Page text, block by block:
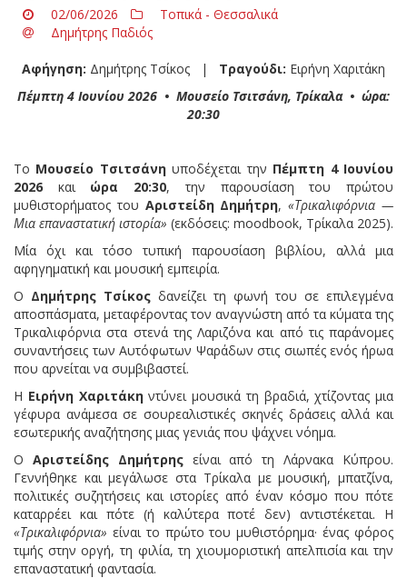
02/06/2026
Τοπικά - Θεσσαλικά
Δημήτρης Παδιός
Αφήγηση: Δημήτρης Τσίκος | Τραγούδι: Ειρήνη Χαριτάκη
Πέμπτη 4 Ιουνίου 2026 • Μουσείο Τσιτσάνη, Τρίκαλα • ώρα:
20:30
Το Μουσείο Τσιτσάνηυποδέχεται την Πέμπτη 4 Ιουνίου
2026 και ώρα 20:30, την παρουσίαση του πρώτου
μυθιστορήματος του Αριστείδη Δημήτρη,«Τρικαλιφόρνια —
Μια επαναστατική ιστορία» (εκδόσεις: moodbook, Τρίκαλα 2025).
Μία όχι και τόσο τυπική παρουσίαση βιβλίου, αλλά μια
αφηγηματική και μουσική εμπειρία.
Ο Δημήτρης Τσίκος δανείζει τη φωνή του σε επιλεγμένα
αποσπάσματα, μεταφέροντας τον αναγνώστη από τα κύματα της
Τρικαλιφόρνια στα στενά της Λαριζόνα και από τις παράνομες
συναντήσεις των Αυτόφωτων Ψαράδων στις σιωπές ενός ήρωα
που αρνείται να συμβιβαστεί.
Η Ειρήνη Χαριτάκηντύνει μουσικά τη βραδιά, χτίζοντας μια
γέφυρα ανάμεσα σε σουρεαλιστικές σκηνές δράσεις αλλά και
εσωτερικής αναζήτησης μιας γενιάς που ψάχνει νόημα.
Ο Αριστείδης Δημήτρηςείναι από τη Λάρνακα Κύπρου.
Γεννήθηκε και μεγάλωσε στα Τρίκαλα με μουσική, μπατζίνα,
πολιτικές συζητήσεις και ιστορίες από έναν κόσμο που πότε
καταρρέει και πότε (ή καλύτερα ποτέ δεν) αντιστέκεται. Η
«Τρικαλιφόρνια» είναι το πρώτο του μυθιστόρημα· ένας φόρος
τιμής στην οργή, τη φιλία, τη χιουμοριστική απελπισία και την
επαναστατική φαντασία.